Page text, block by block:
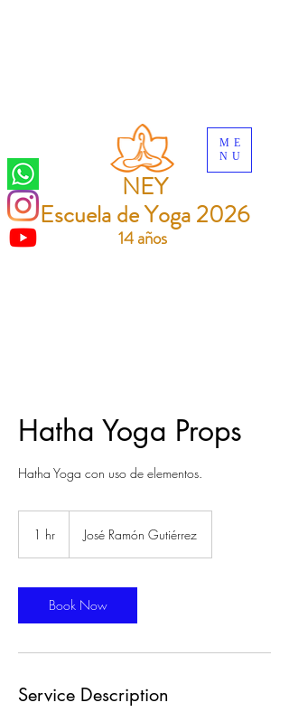
NEY
Escuela de Yoga 2026
ME
NU
14 años
Hatha Yoga Props
Hatha Yoga con uso de elementos.
1 hr José Ramón Gutiérrez
Book Now
Service Description